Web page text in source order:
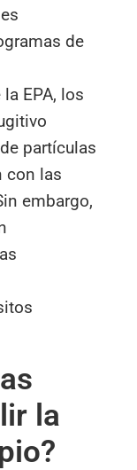
de
EPA, los
partículas
con las
embargo,
la